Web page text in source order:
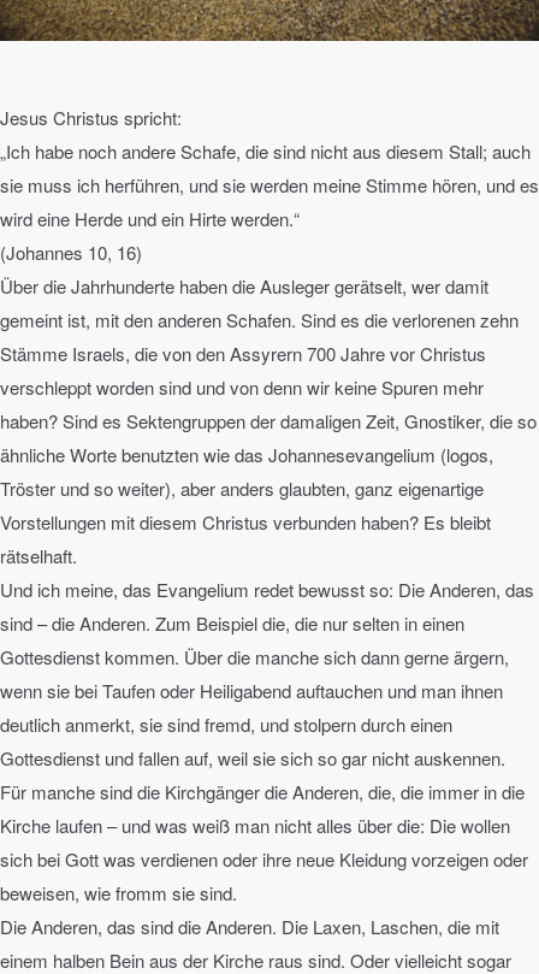
Jesus Christus spricht:
„Ich habe noch andere Schafe, die sind nicht aus diesem Stall; auch
sie muss ich herführen, und sie werden meine Stimme hören, und es
wird eine Herde und ein Hirte werden.“
(Johannes 10, 16)
Über die Jahrhunderte haben die Ausleger gerätselt, wer damit
gemeint ist, mit den anderen Schafen. Sind es die verlorenen zehn
Stämme Israels, die von den Assyrern 700 Jahre vor Christus
verschleppt worden sind und von denn wir keine Spuren mehr
haben? Sind es Sektengruppen der damaligen Zeit, Gnostiker, die so
ähnliche Worte benutzten wie das Johannesevangelium (logos,
Tröster und so weiter), aber anders glaubten, ganz eigenartige
Vorstellungen mit diesem Christus verbunden haben? Es bleibt
rätselhaft.
Und ich meine, das Evangelium redet bewusst so: Die Anderen, das
sind – die Anderen. Zum Beispiel die, die nur selten in einen
Gottesdienst kommen. Über die manche sich dann gerne ärgern,
wenn sie bei Taufen oder Heiligabend auftauchen und man ihnen
deutlich anmerkt, sie sind fremd, und stolpern durch einen
Gottesdienst und fallen auf, weil sie sich so gar nicht auskennen.
Für manche sind die Kirchgänger die Anderen, die, die immer in die
Kirche laufen – und was weiß man nicht alles über die: Die wollen
sich bei Gott was verdienen oder ihre neue Kleidung vorzeigen oder
beweisen, wie fromm sie sind.
Die Anderen, das sind die Anderen. Die Laxen, Laschen, die mit
einem halben Bein aus der Kirche raus sind. Oder vielleicht sogar